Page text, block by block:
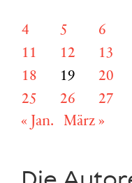
4
5 6
11
12 13
18
19 20
25
26 27
« Jan.
März »